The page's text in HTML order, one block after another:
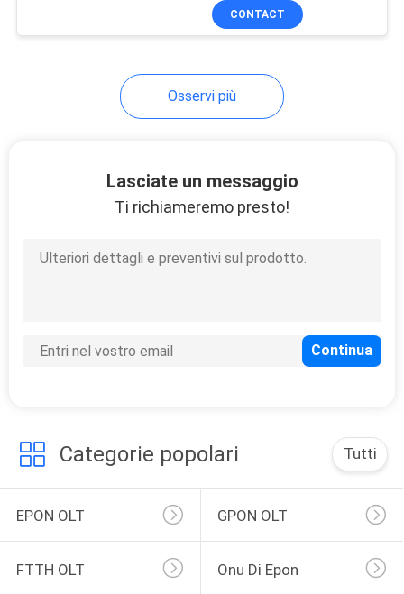
Px20+++
CONTACT
Osservi più
Lasciate un messaggio
Ti richiameremo presto!
Categorie popolari Tutti
EPON OLT GPON OLT
FTTH OLT Onu Di Epon